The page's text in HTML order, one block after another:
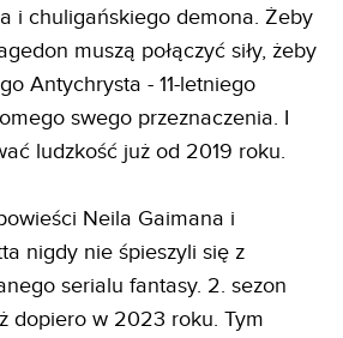
i chuligańskiego demona. Żeby
muszą połączyć siły, żeby
Antychrysta - 11-letniego
swego przeznaczenia. I
ludzkość już od 2019 roku.
Neila Gaimana i
nigdy nie śpieszyli się z
serialu fantasy. 2. sezon
dopiero w 2023 roku. Tym